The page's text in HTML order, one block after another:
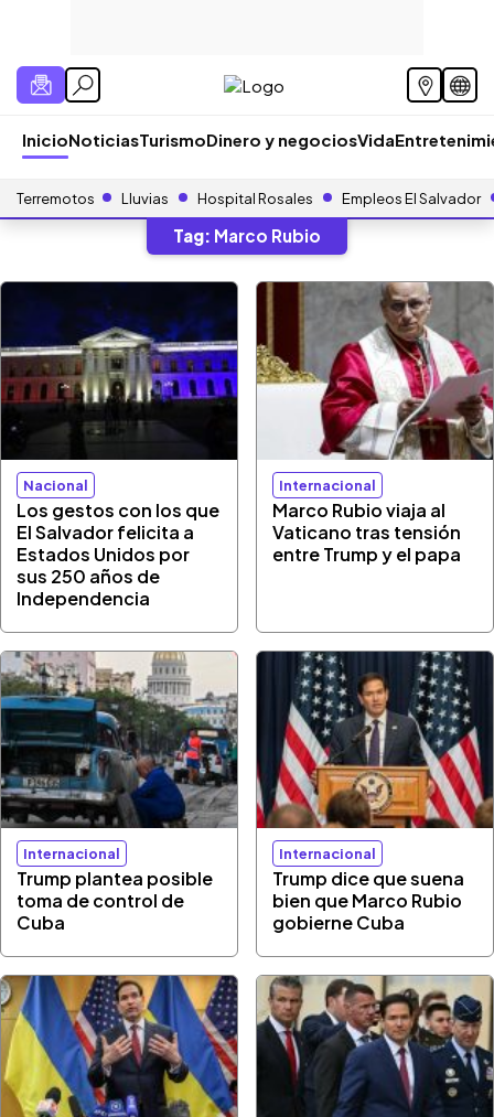
InicioNoticiasTurismoDinero y negociosVida
Terremotos Lluvias Hospital Rosales Empleos El Salvador
Tag: Marco Rubio
Nacional
Los gestos con los que
El Salvador felicita a
Estados Unidos por
sus 250 años de
Independencia
Internacional
Marco Rubio viaja al
Vaticano tras tensión
entre Trump y el papa
Internacional
Trump plantea posible
toma de control de
Cuba
Internacional
Trump dice que suena
bien que Marco Rubio
gobierne Cuba